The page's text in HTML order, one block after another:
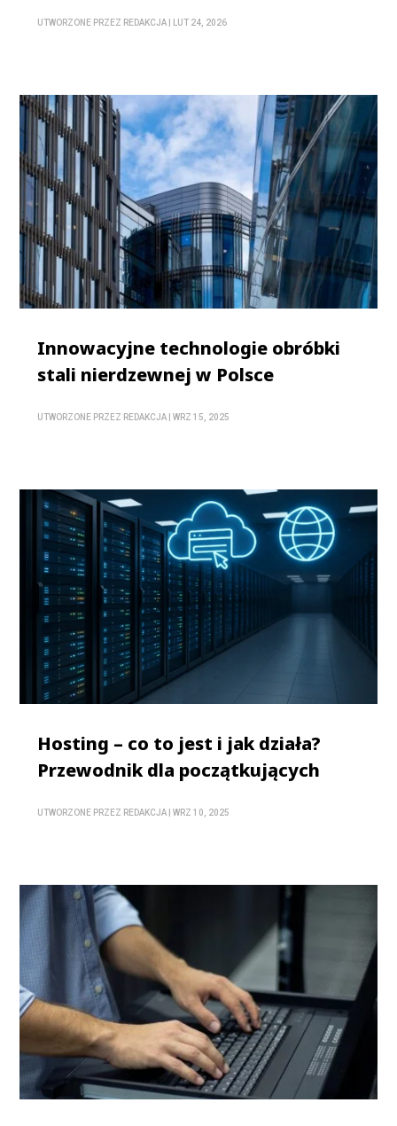
UTWORZONE PRZEZ REDAKCJA LUT 24, 2026
Innowacyjne technologie obróbki
stali nierdzewnej w Polsce
UTWORZONE PRZEZ REDAKCJA |WRZ 15, 2025
Hosting – co to jest i jak działa?
Przewodnik dla początkujących
UTWORZONE PRZEZ REDAKCJA |WRZ 10, 2025